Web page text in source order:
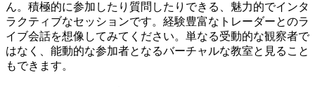
ん。積極的に参加したり質問したりできる、魅力的でインタ
ラクティブなセッションです。経験豊富なトレーダーとのラ
イブ会話を想像してみてください。単なる受動的な観察者で
はなく、能動的な参加者となるバーチャルな教室と見ること
もできます。